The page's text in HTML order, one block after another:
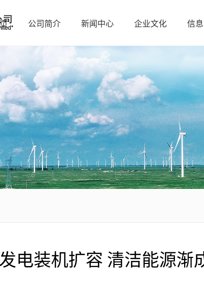
公司简介 新闻中心 企业文化 信
电装机扩容 清洁能源